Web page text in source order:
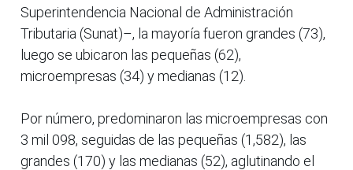
Superintendencia Nacional de Administración
Tributaria (Sunat)–, la mayoría fueron grandes (73),
luego se ubicaron las pequeñas (62),
microempresas (34) y medianas (12).
Por número, predominaron las microempresas con
3 mil 098, seguidas de las pequeñas (1,582), las
grandes (170) y las medianas (52), aglutinando el